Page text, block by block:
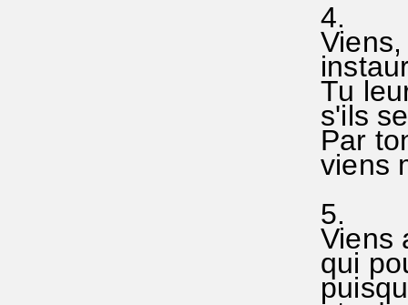
4.
Tu
s'ils
Par
viens
5.
Viens
qui